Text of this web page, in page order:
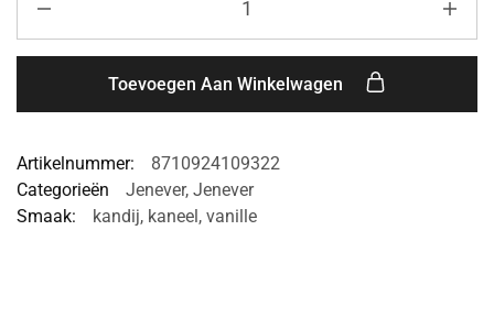
Toevoegen Aan Winkelwagen
Artikelnummer:
8710924109322
Categorieën
Jenever, Jenever
Smaak:
kandij, kaneel, vanille